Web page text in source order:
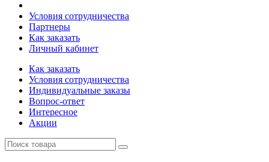
Условия сотрудничества
Партнеры
Как заказать
Личный кабинет
Как заказать
Условия сотрудничества
Индивидуальные заказы
Вопрос-ответ
Интересное
Акции